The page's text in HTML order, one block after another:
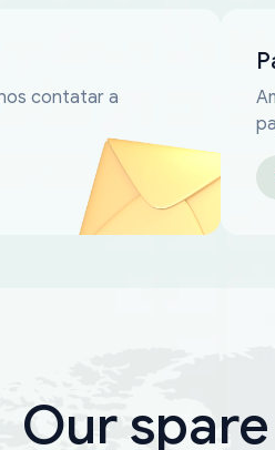
contatar a
Our